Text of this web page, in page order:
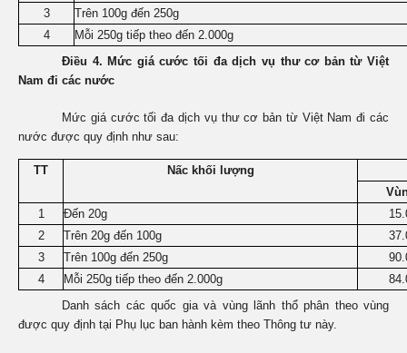
3
Trên 100g đến 250g
4
Mỗi 250g tiếp theo đến 2.000g
Điều 4. Mức giá cước tối đa dịch vụ thư cơ bản từ Việt
Nam đi các nước
Mức giá cước tối đa dịch vụ thư cơ bản từ Việt Nam đi các
nước được quy định như sau:
TT
Nấc khối lượng
1
Đến 20g
2
Trên 20g đến 100g
3
Trên 100g đến 250g
4
Mỗi 250g tiếp theo đến 2.000g
Danh sách các quốc gia và vùng lãnh thổ phân theo vùng
được quy định tại Phụ lục ban hành kèm theo Thông tư này.